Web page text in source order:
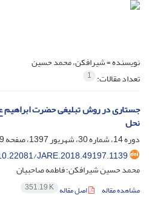
نویسنده =شیرافکن، محمد حسین
تعداد مقالات: 1
نحل
دوره 14، شماره 30، شهریور 1397، صفحه
JARE.2018.49197.1139
محمد حسین شیرافکن؛ فاطمه صاحبیان
مشاهده مقاله اصل مقاله 351.19 K